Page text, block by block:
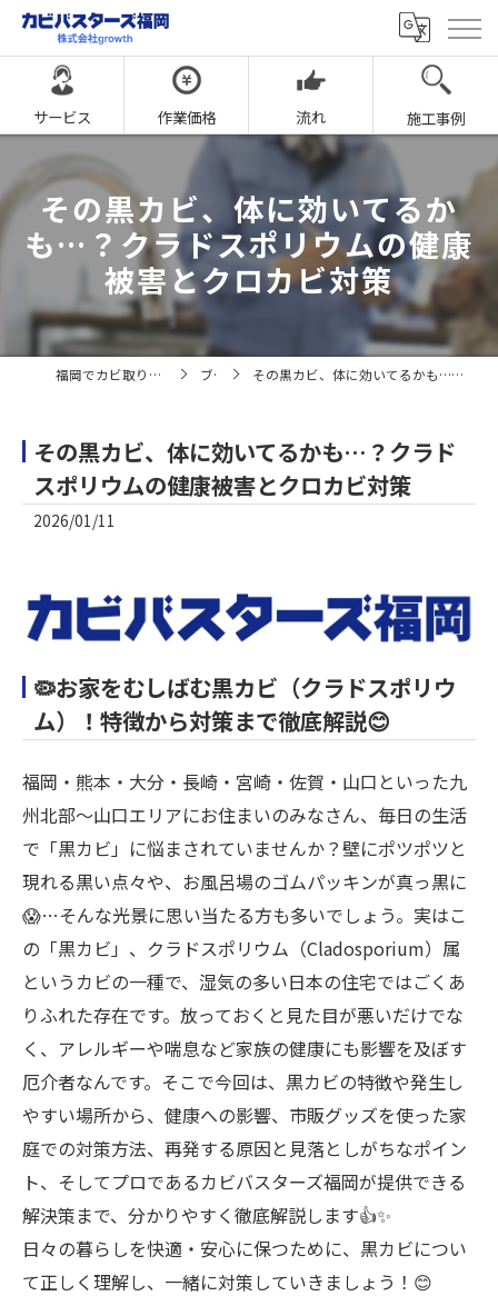
サービス 作業価格 流れ 施工事例
その黒カビ、体に効いてるか
も…？クラドスポリウムの健康
被害とクロカビ対策
福岡でカビ取りならカビバスターズ福岡 ブログ その黒カビ、体に効いてるかも…？クラドスポリウムの健康被害とクロカビ対策
その黒カビ、体に効いてるかも…？クラド
スポリウムの健康被害とクロカビ対策
2026/01/11
🦠お家をむしばむ黒カビ（クラドスポリウ
ム）！特徴から対策まで徹底解説😊
福岡・熊本・大分・長崎・宮崎・佐賀・山口といった九
州北部〜山口エリアにお住まいのみなさん、毎日の生活
で「黒カビ」に悩まされていませんか？壁にポツポツと
現れる黒い点々や、お風呂場のゴムパッキンが真っ黒に
😱…そんな光景に思い当たる方も多いでしょう。実はこ
の「黒カビ」、クラドスポリウム（Cladosporium）属
というカビの一種で、湿気の多い日本の住宅ではごくあ
りふれた存在です。放っておくと見た目が悪いだけでな
く、アレルギーや喘息など家族の健康にも影響を及ぼす
厄介者なんです。そこで今回は、黒カビの特徴や発生し
やすい場所から、健康への影響、市販グッズを使った家
庭での対策方法、再発する原因と見落としがちなポイン
ト、そしてプロであるカビバスターズ福岡が提供できる
解決策まで、分かりやすく徹底解説します👍✨
日々の暮らしを快適・安心に保つために、黒カビについ
て正しく理解し、一緒に対策していきましょう！😊